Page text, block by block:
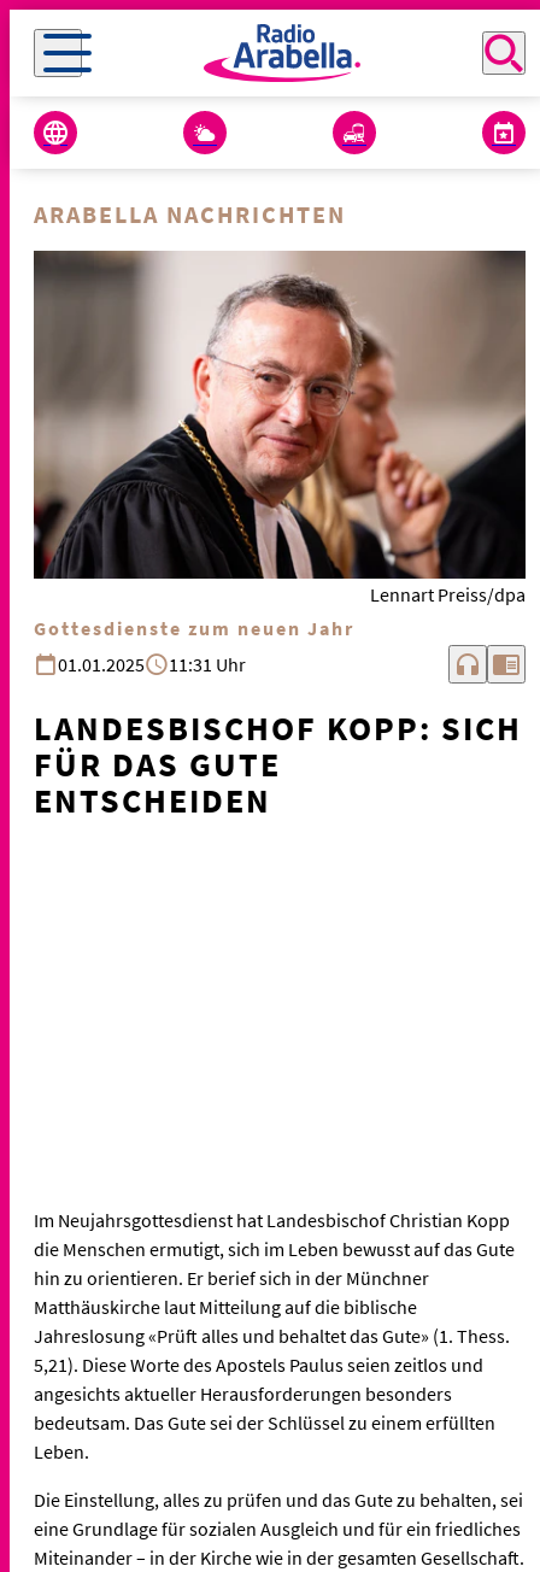
ARABELLA NACHRICHTEN
Lennart Preiss/dpa
Gottesdienste zum neuen Jahr
01.01.2025
11:31 Uhr headphones chrome_reader_mode
LANDESBISCHOF KOPP: SICH
FÜR DAS GUTE
ENTSCHEIDEN
Im Neujahrsgottesdienst hat Landesbischof Christian Kopp
die Menschen ermutigt, sich im Leben bewusst auf das Gute
hin zu orientieren. Er berief sich in der Münchner
Matthäuskirche laut Mitteilung auf die biblische
Jahreslosung «Prüft alles und behaltet das Gute» (1. Thess.
5,21). Diese Worte des Apostels Paulus seien zeitlos und
angesichts aktueller Herausforderungen besonders
bedeutsam. Das Gute sei der Schlüssel zu einem erfüllten
Leben.
Die Einstellung, alles zu prüfen und das Gute zu behalten, sei
eine Grundlage für sozialen Ausgleich und für ein friedliches
Miteinander – in der Kirche wie in der gesamten Gesellschaft.